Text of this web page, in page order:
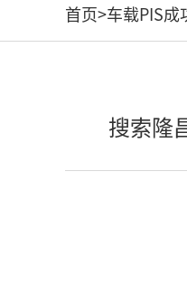
首页>车载PIS成
搜索隆